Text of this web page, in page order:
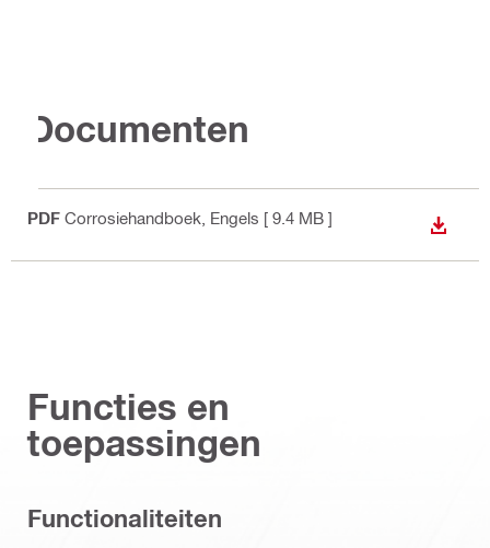
Documenten
PDF Corrosiehandboek , Engels [ 9.4 MB ]
Functies en
toepassingen
Functionaliteiten